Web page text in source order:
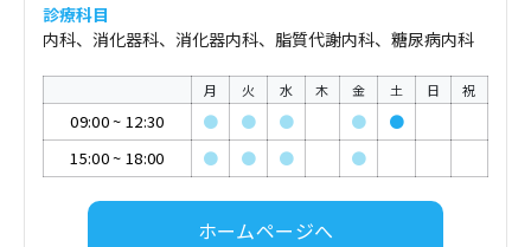
診療科目
内科、消化器科、消化器内科、脂質代謝内科、糖尿病内科
月 火 水 木 金 土 日 祝
09:00~ 12:30 ● ● ● ●
●
15:00~ 18:00 ● ● ● ●
ホームページへ